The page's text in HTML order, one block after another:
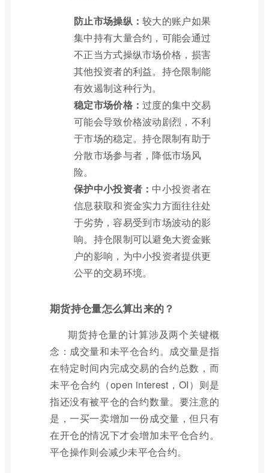
防止市场操纵：较大的账户如果
集中持有大量合约，可能会通过
不正当方式操纵市场价格，损害
其他投资者的利益。持仓限制能
有效遏制这种行为。
稳定市场价格：过度的集中交易
可能会导致价格波动剧烈，不利
于市场的稳定。持仓限制有助于
分散市场参与者，降低市场风
险。
保护中小投资者： 中小投资者在
信息获取和资金实力方面往往处
于劣势，容易受到市场波动的影
响。持仓限制可以避免大资金账
户的影响，为中小投资者提供更
公平的交易环境。
期货持仓量怎么算出来的？
期货持仓量的计算涉及两个关键概
念：成交量和未平仓合约。成交量是指
在特定时间内完成交易的合约总数，而
未平仓合约（open interest，OI）则是
指还没有被平仓的合约数量。要注意的
是，一买一卖增加一份成交量，但只有
在开仓的情况下才会增加未平仓合约。
平仓操作则会减少未平仓合约。